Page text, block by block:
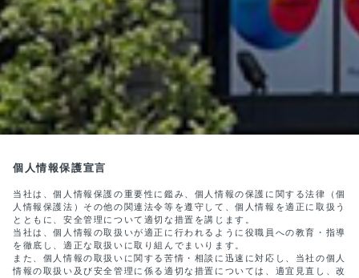
個人情報保護宣言
当社は、個人情報保護の重要性に鑑み、個人情報の保護に関する法律（個
人情報保護法）その他の関連法令等を遵守して、個人情報を適正に取扱う
とともに、安全管理について適切な措置を講じます。
当社は、個人情報の取扱いが適正に行われるように役職員への教育・指導
を徹底し、適正な取扱いに取り組んでまいります。
また、個人情報の取扱いに関する苦情・相談に迅速に対応し、当社の個人
情報の取扱い及び安全管理に係る適切な措置については、適宜見直し、改